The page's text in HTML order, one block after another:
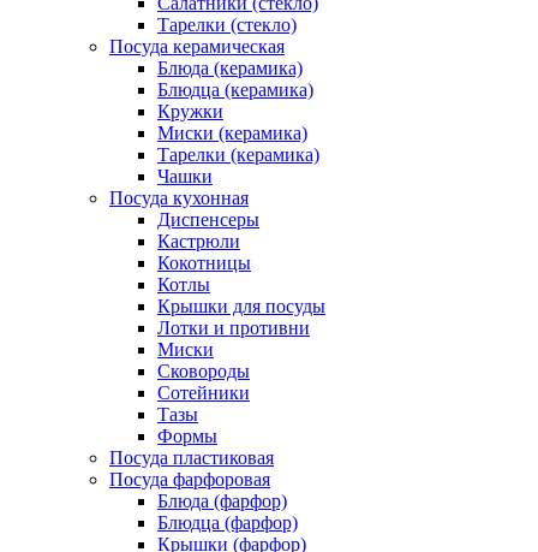
Тарелки (стекло)
Посуда керамическая
Блюда (керамика)
Блюдца (керамика)
Кружки
Миски (керамика)
Тарелки (керамика)
Чашки
Посуда кухонная
Диспенсеры
Кастрюли
Кокотницы
Котлы
Крышки для посуды
Лотки и противни
Миски
Сковороды
Сотейники
Тазы
Формы
Посуда пластиковая
Посуда фарфоровая
Блюда (фарфор)
Блюдца (фарфор)
Крышки (фарфор)